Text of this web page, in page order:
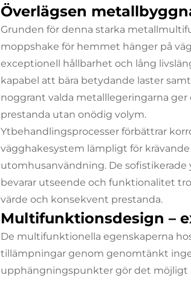
Överlägsen
Grunden för denna starka
moppshake för hemmet hänger på
exceptionell hållbarhet och lång
kapabel att bära betydande laster
noggrant valda metalllegeringarna
prestanda utan onödig volym.
Ytbehandlingsprocesser förbättrar
vägghakesystem lämpligt för
utomhusanvändning. De
bevarar utseende och funktionalitet
värde och konsekvent prestanda.
Multifunktionsdesign –
De multifunktionella egenskaperna
tillämpningar genom genomtänkt
upphängningspunkter gör det möjligt